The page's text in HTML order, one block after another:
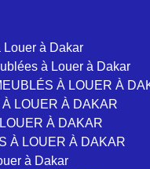
Louer à Dakar
à Louer à Dakar
À LOUER À
LOUER À DAKAR
À DAKAR
À LOUER À DAKAR
à Dakar